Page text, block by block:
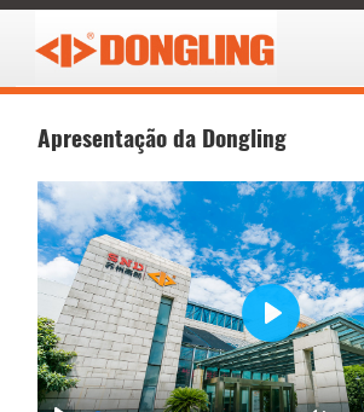
Apresentação da Dongling
Play